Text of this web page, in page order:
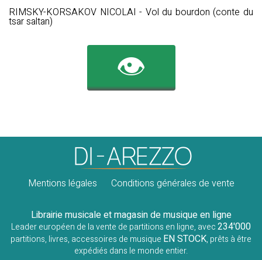
RIMSKY-KORSAKOV NICOLAI - Vol du bourdon (conte du
tsar saltan)
👁️
Mentions légales Conditions générales de vente
Librairie musicale et magasin de musique en ligne
Leader européen de la vente de partitions en ligne, avec234'000
partitions, livres, accessoires de musique EN STOCK, prêts à être
expédiés dans le monde entier.